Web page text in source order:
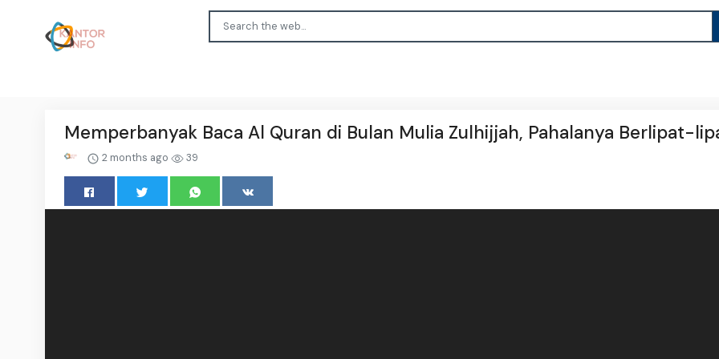
Memperbanyak Baca Al Quran di Bulan Mulia Zulhijjah, Pahalanya Berlipat-
2 months ago 39